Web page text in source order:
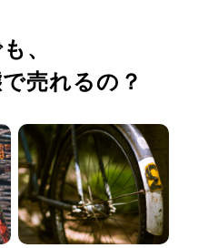
、
売れるの？